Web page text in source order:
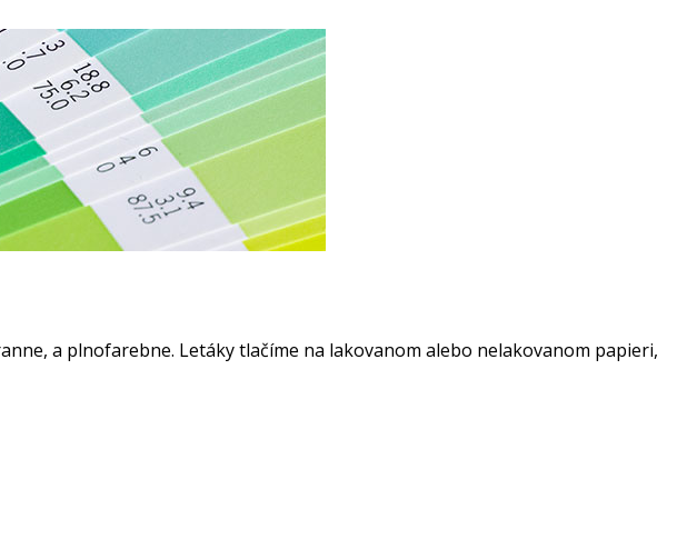
a plnofarebne. Letáky tlačíme na lakovanom alebo nelakovanom papieri,